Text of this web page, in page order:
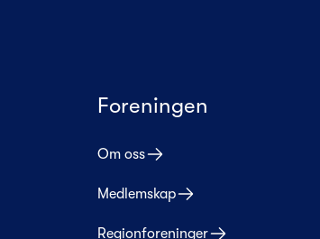
Foreningen
Om oss
Medlemskap
Regionforeninger